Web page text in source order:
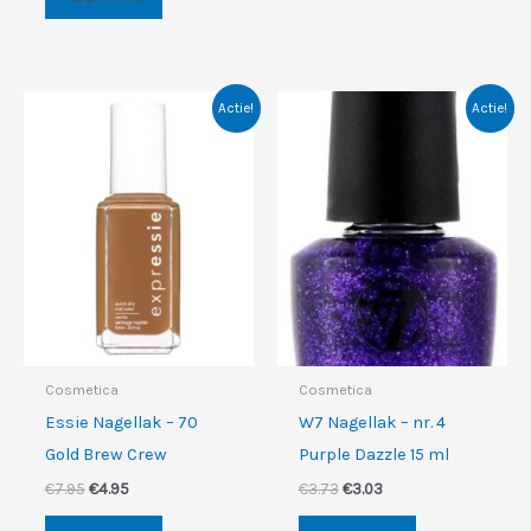
Actie!
Cosmetica
Essie Nagellak – 70
Gold Brew Crew
€7.95 Oorspronkelijke
€4.95Huidige
Actie!
Cosmetica
W7 Nagellak – nr. 4
Purple Dazzle 15 ml
€3.73 Oorspronkelijke
€3.03Huidige